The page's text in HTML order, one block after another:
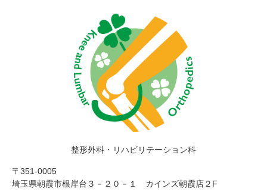
整形外科・リハビリテーション科
〒351-0005
埼玉県朝霞市根岸台３－２０－１ カインズ朝霞店２F